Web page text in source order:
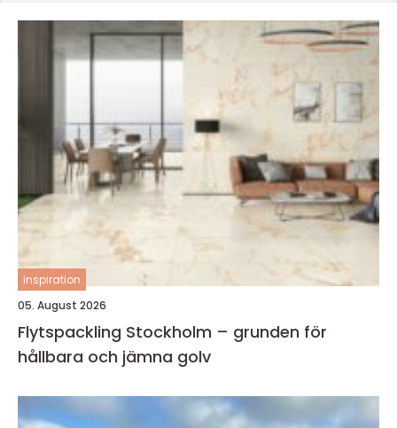
inspiration
05. August 2026
Flytspackling Stockholm – grunden för
hållbara och jämna golv